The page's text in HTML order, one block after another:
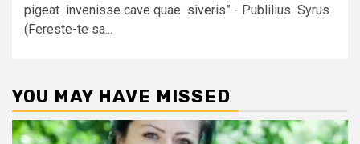
pigeat invenisse cave quae siveris” - Publilius Syrus
(Fereste-te sa...
YOU MAY HAVE MISSED